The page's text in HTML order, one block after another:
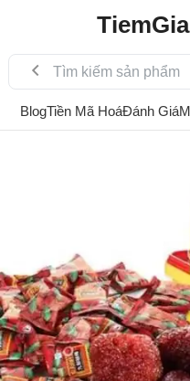
BlogTiền Mã HoáĐánh Giá